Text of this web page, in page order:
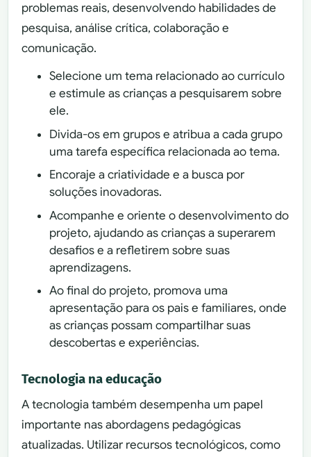
problemas reais, desenvolvendo habilidades de
pesquisa, análise crítica, colaboração e
comunicação.
Selecione um tema relacionado ao currículo
e estimule as crianças a pesquisarem sobre
ele.
Divida-os em grupos e atribua a cada grupo
uma tarefa específica relacionada ao tema.
Encoraje a criatividade e a busca por
soluções inovadoras.
Acompanhe e oriente o desenvolvimento do
projeto, ajudando as crianças a superarem
desafios e a refletirem sobre suas
aprendizagens.
Ao final do projeto, promova uma
apresentação para os pais e familiares, onde
as crianças possam compartilhar suas
descobertas e experiências.
Tecnologia na educação
A tecnologia também desempenha um papel
importante nas abordagens pedagógicas
atualizadas. Utilizar recursos tecnológicos, como